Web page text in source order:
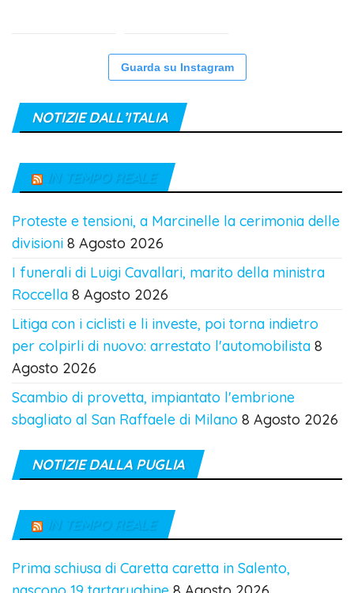
Guarda su Instagram
NOTIZIE DALL’ITALIA
IN TEMPO REALE
Proteste e tensioni, a Marcinelle la cerimonia delle
divisioni 8 Agosto 2026
I funerali di Luigi Cavallari, marito della ministra
Roccella 8 Agosto 2026
Litiga con i ciclisti e li investe, poi torna indietro
per colpirli di nuovo: arrestato l'automobilista 8
Agosto 2026
Scambio di provetta, impiantato l'embrione
sbagliato al San Raffaele di Milano 8 Agosto 2026
NOTIZIE DALLA PUGLIA
IN TEMPO REALE
Prima schiusa di Caretta caretta in Salento,